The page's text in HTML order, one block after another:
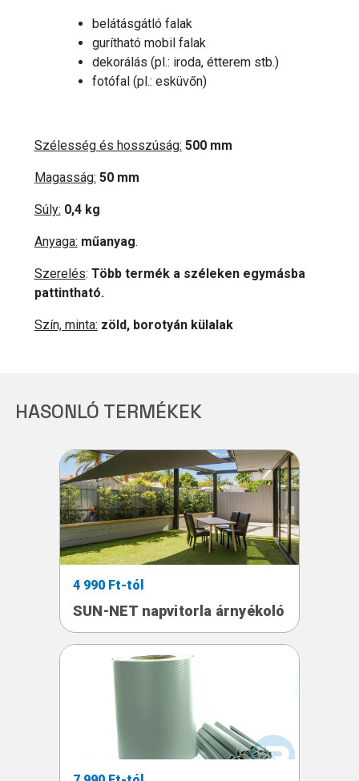
belátásgátló falak
gurítható mobil falak
dekorálás (pl.: iroda, étterem stb.)
fotófal (pl.: esküvőn)
Szélesség és hosszúság: 500 mm
Magasság: 50 mm
Súly: 0,4 kg
Anyaga: műanyag.
Szerelés: Több termék a széleken egymásba
pattintható.
Szín, minta: zöld, borotyán külalak
HASONLÓ TERMÉKEK
4 990 Ft-tól
SUN-NET napvitorla árnyékoló